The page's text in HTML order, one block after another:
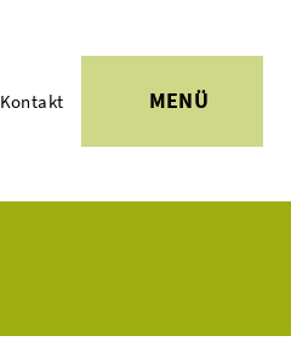
Kontakt MENÜ